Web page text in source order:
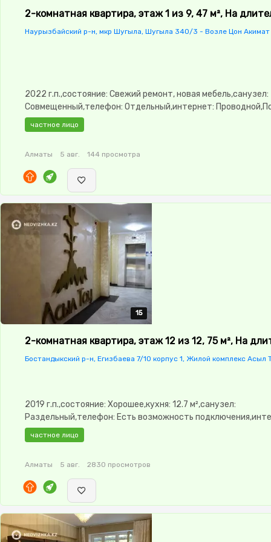
2-комнатная квартира, этаж 1 из 9, 47 м², На
Наурызбайский р-н, мкр Шугыла, Шугыла 340/3 - Возле Цон Акимат
2022 г.п.,состояние: Свежий ремонт, новая мебель,санузел:
Совмещенный,телефон: Отдельный,интернет:
меблирована,Полностью меблирована,паркинг:
окнах,Охрана,Домофон,Кодовый
изолированы,Кухня-студия,Встроенная кухня,Новая
сантехника,Счётчики,Тихий двор,Кондиционер,Удобно
частное лицо
Алматы 5 авг. 144 просмотра
15
15
15
15
15
2-комнатная квартира, этаж 12 из 12, 75 м², На
Бостандыкский р-н, Егизбаева 7/10 корпус 1, Жилой комплекс Асыл
2019 г.п.,состояние: Хорошее,кухня: 12.7 м²,санузел:
Раздельный,телефон: Есть возможность
Оптика,Полностью меблирована,Полностью
3.0,паркинг: Паркинг,Охрана,Домофон,Кодовый
окна,Кладовка,Счётчики,Тихий
автомат,Кабельное ТВ,Оплата поквартально,+
длительный срок,Телевизор,Вся бытовая техника
частное лицо
Алматы 5 авг. 2830 просмотров